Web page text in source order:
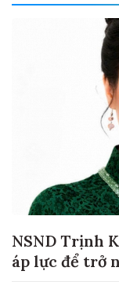
NSND Trịnh
áp lực để trở